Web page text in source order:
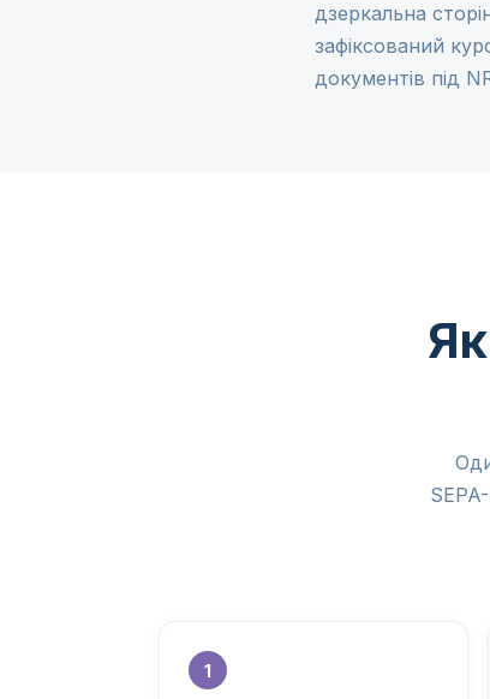
дзеркальна
зафіксований
документів під